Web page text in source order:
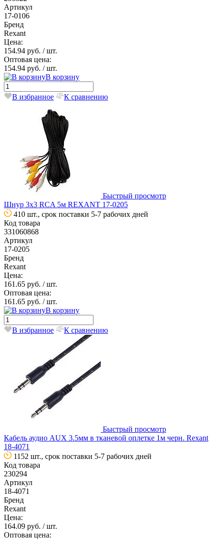
Артикул
17-0106
Бренд
Rexant
Цена:
154.94 руб. / шт.
Оптовая цена:
154.94 руб. / шт.
В корзину
В избранное К сравнению
Быстрый просмотр
Шнур 3х3 RCA 5м REXANT 17-0205
410 шт., срок поставки 5-7 рабочих дней
Код товара
331060868
Артикул
17-0205
Бренд
Rexant
Цена:
161.65 руб. / шт.
Оптовая цена:
161.65 руб. / шт.
В корзину
В избранное К сравнению
Быстрый просмотр
Кабель аудио AUX 3.5мм в тканевой оплетке 1м черн. Rexant
18-4071
1152 шт., срок поставки 5-7 рабочих дней
Код товара
230294
Артикул
18-4071
Бренд
Rexant
Цена:
164.09 руб. / шт.
Оптовая цена: